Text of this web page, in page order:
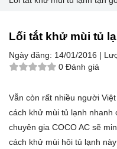
Lối tắt khử mùi tủ
Ngày đăng: 14/01/2016 |
0 Đánh giá
Vẫn còn rất nhiều người
cách khử mùi tủ lạnh nhanh
chuyên gia COCO AC sẽ
cách khử mùi hôi tủ lạnh